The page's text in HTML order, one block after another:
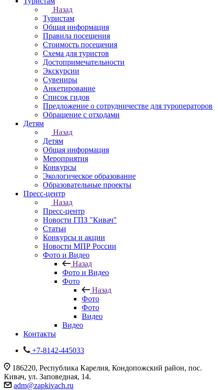
Назад
Туристам
Общая информация
Правила посещения
Стоимость посещения
Схема для туристов
Достопримечательности
Экскурсии
Сувениры
Анкетирование
Список гидов
Предложение о сотрудничестве для туроператоров
Обращение с отходами
Детям
Назад
Детям
Общая информация
Мероприятия
Конкурсы
Экологическое образование
Образовательные проекты
Пресс-центр
Назад
Пресс-центр
Новости ГПЗ "Кивач"
Статьи
Конкурсы и акции
Новости МПР России
Фото и Видео
Назад
Фото и Видео
Фото
Назад
Фото
Фото
Видео
Видео
Контакты
+7-8142-445033
186220, Республика Карелия, Кондопожский район, пос.
Кивач, ул. Заповедная, 14.
adm@zapkivach.ru